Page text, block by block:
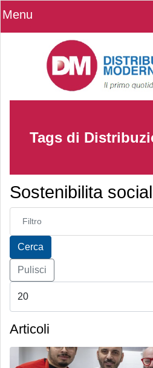
Menu
Tags di
Sostenibilita
Inserisci parte del titolo
Cerca
Pulisci
Articoli